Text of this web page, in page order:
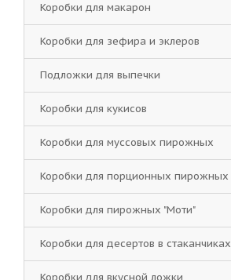
Коробки для макарон
Коробки для зефира и эклеров
Подложки для выпечки
Коробки для кукисов
Коробки для муссовых пирожных
Коробки для порционных пирожных
Коробки для пирожных "Моти"
Коробки для десертов в стаканчиках